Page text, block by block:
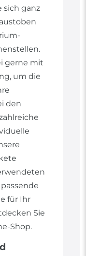
sich ganz
gerne mit
um die
den
für Ihr
Sie
Shop.